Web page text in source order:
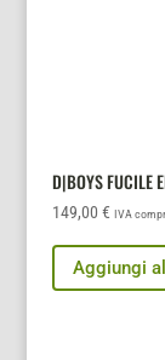
D|BOYS FUCILE
149,00 € IVA
Aggiungi